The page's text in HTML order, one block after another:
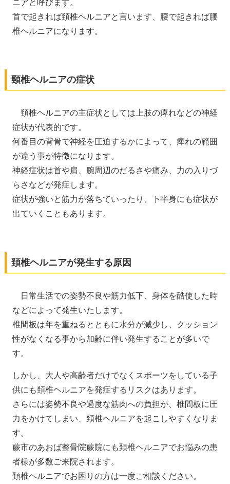
ニアと呼びます。
首で起きれば頚椎ヘルニアと言います、腰で起きれば腰
椎ヘルニアになります。
頸椎ヘルニアの症状
頚椎ヘルニアの主症状としては上肢の痺れなどの神経
症状が代表的です。
何番目の背骨で神経を圧迫するかによって、痺れの範囲
が違う事が特徴になります。
神経症状は首や肩、腕周辺のだるさや痛み、力の入りづ
らさなどが発症します。
症状が強いと筋力が落ちていったり、下半身にも症状が
出ていくこともあります。
頚椎ヘルニアが発生する原因
日常生活での姿勢不良や筋力低下、身体を酷使した時
などによって発生いたします。
椎間板は年を重ねるとともに水分が減少し、クッション
性がなくなる事から加齢に伴い発生することが多いで
す。
しかし、大人や高齢者だけでなくスポーツをしている子
供にも頚椎ヘルニアを発症するリスクはあります。
さらには姿勢不良や過度な筋肉への負担が、椎間板に圧
力をかけてしまい、頚椎ヘルニアを起こしやすくなりま
す。
蕨市のあおば整骨院蕨院にも頚椎ヘルニアでお悩みの患
者様が多数ご来院されます。
頚椎ヘルニアでお困りの方は一度ご相談ください。